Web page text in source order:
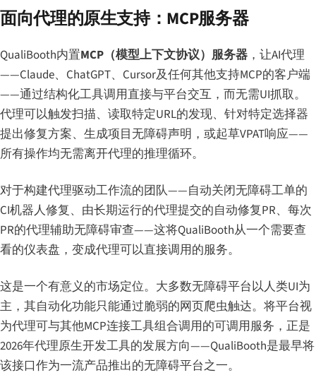
面向代理的原生支持：MCP服务器
QualiBooth内置MCP（模型上下文协议）服务器 ，让AI代理
——Claude、ChatGPT、Cursor及任何其他支持MCP的客户端
——通过结构化工具调用直接与平台交互，而无需UI抓取。
代理可以触发扫描、读取特定URL的发现、针对特定选择器
提出修复方案、生成项目无障碍声明，或起草VPAT响应——
所有操作均无需离开代理的推理循环。
对于构建代理驱动工作流的团队——自动关闭无障碍工单的
CI机器人修复、由长期运行的代理提交的自动修复PR、每次
PR的代理辅助无障碍审查——这将QualiBooth从一个需要查
看的仪表盘，变成代理可以直接调用的服务。
这是一个有意义的市场定位。大多数无障碍平台以人类UI为
主，其自动化功能只能通过脆弱的网页爬虫触达。将平台视
为代理可与其他MCP连接工具组合调用的可调用服务，正是
2026年代理原生开发工具的发展方向——QualiBooth是最早将
该接口作为一流产品推出的无障碍平台之一。